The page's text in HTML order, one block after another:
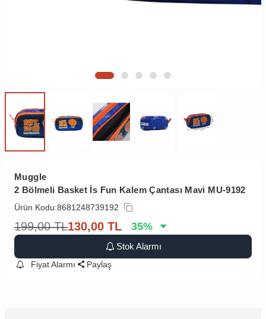
Muggle
2 Bölmeli Basket İs Fun Kalem Çantası Mavi MU-9192
Ürün Kodu:8681248739192
199,00 TL130,00 TL 35%
Stok Alarmı
Fiyat Alarmı Paylaş